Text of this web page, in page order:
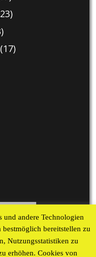
1
8
und andere Technologien
bereitstellen zu
Nutzungsstatistiken zu
erhöhen. Cookies von